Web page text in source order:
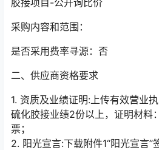
胶接项目-公开询比价
采购内容和范围：
是否采用费率寻源：否
二、供应商资格要求
1. 资质及业绩证明:上传有效营业
硫化胶接业绩2份以上，证明材料
票；
2. 阳光宣言:下载附件1“阳光宣言